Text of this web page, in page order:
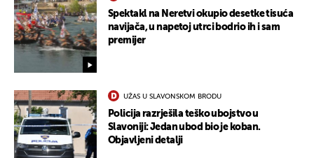
Spektakl na Neretvi okupio desetke tisuća
navijača, u napetoj utrci bodrio ih i sam
premijer
UŽAS U SLAVONSKOM BRODU
Policija razrješila teško ubojstvo u
Slavoniji: Jedan ubod bio je koban.
Objavljeni detalji